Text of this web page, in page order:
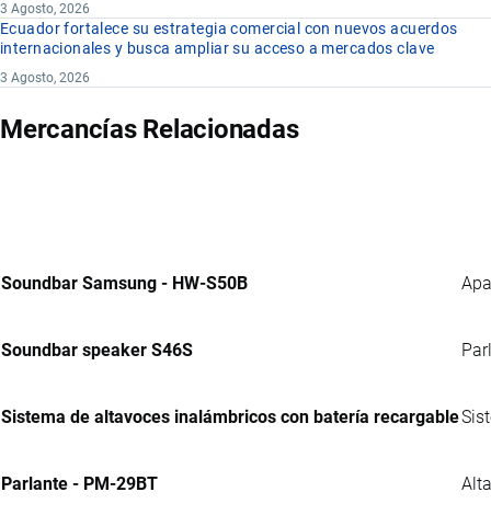
3 Agosto, 2026
Ecuador fortalece su estrategia comercial con nuevos acuerdos
internacionales y busca ampliar su acceso a mercados clave
3 Agosto, 2026
Mercancías Relacionadas
Soundbar Samsung - HW-S50B
Soundbar speaker S46S
Sistema de altavoces inalámbricos con batería recargable
Parlante - PM-29BT